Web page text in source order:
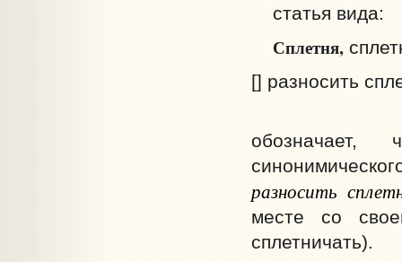
статья вида:
Сплетня,
[] разносить
разносить
месте со
сплетничать).